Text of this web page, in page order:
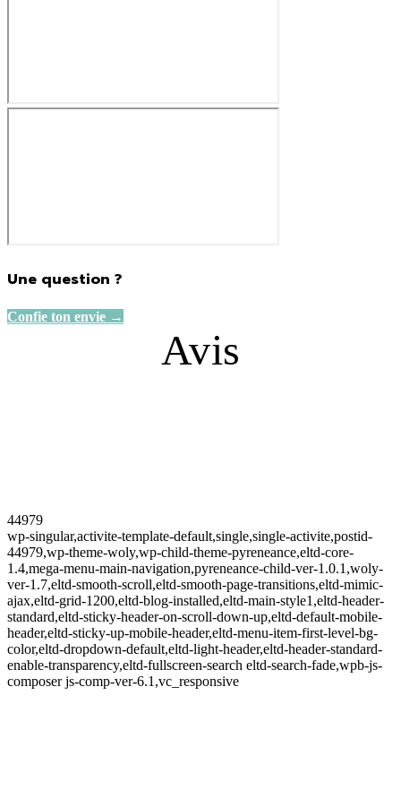
Une question ?
Confie ton envie →
Avis
44979
wp-singular,activite-template-default,single,single-activite,postid-
44979,wp-theme-woly,wp-child-theme-pyreneance,eltd-core-
1.4,mega-menu-main-navigation,pyreneance-child-ver-1.0.1,woly-
ver-1.7,eltd-smooth-scroll,eltd-smooth-page-transitions,eltd-mimic-
ajax,eltd-grid-1200,eltd-blog-installed,eltd-main-style1,eltd-header-
standard,eltd-sticky-header-on-scroll-down-up,eltd-default-mobile-
header,eltd-sticky-up-mobile-header,eltd-menu-item-first-level-bg-
color,eltd-dropdown-default,eltd-light-header,eltd-header-standard-
enable-transparency,eltd-fullscreen-search eltd-search-fade,wpb-js-
composer js-comp-ver-6.1,vc_responsive